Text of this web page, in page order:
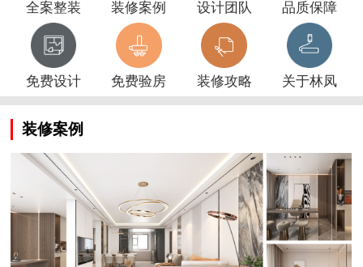
全案整装 装修案例 设计团队 品质保障
免费设计 免费验房 装修攻略 关于林凤
装修案例